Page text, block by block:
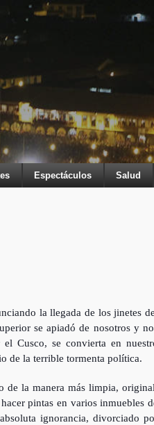
Espectáculos Salud
la llegada de los jinetes
se apiadó de nosotros y
Cusco, se convierta en
de la terrible tormenta política.
de la manera más limpia,
pintas en varios inmuebles
ignorancia, divorciado